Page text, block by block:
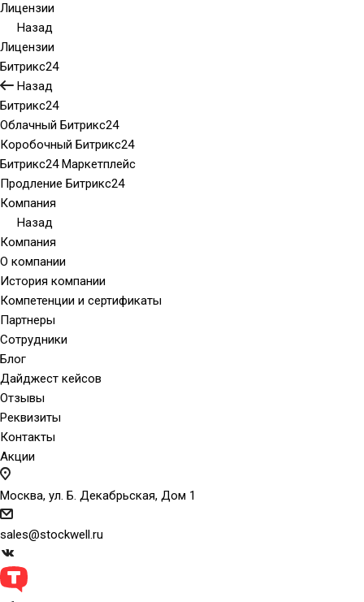
Лицензии
Назад
Лицензии
Битрикс24
Назад
Битрикс24
Облачный Битрикс24
Коробочный Битрикс24
Битрикс24 Маркетплейс
Продление Битрикс24
Компания
Назад
Компания
О компании
История компании
Компетенции и сертификаты
Партнеры
Сотрудники
Блог
Дайджест кейсов
Отзывы
Реквизиты
Контакты
Акции
Москва, ул. Б. Декабрьская, Дом 1
sales@stockwell.ru